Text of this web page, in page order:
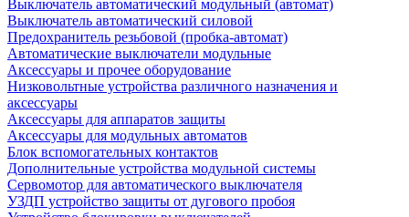
Выключатель автоматический модульный (автомат)
Выключатель автоматический силовой
Предохранитель резьбовой (пробка-автомат)
Автоматические выключатели модульные
Аксессуары и прочее оборудование
Низковольтные устройства различного назначения и
аксессуары
Аксессуары для аппаратов защиты
Аксессуары для модульных автоматов
Блок вспомогательных контактов
Дополнительные устройства модульной системы
Сервомотор для автоматического выключателя
УЗДП устройство защиты от дугового пробоя